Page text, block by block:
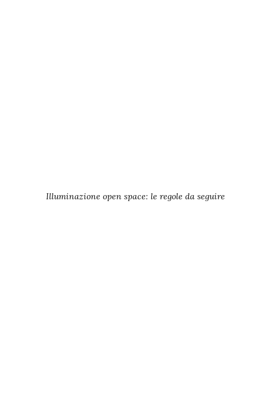
Illuminazione open space: le regole da seguire